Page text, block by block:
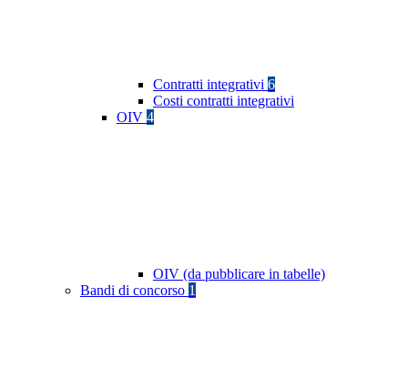
Contratti integrativi 6
Costi contratti integrativi
OIV 4
OIV (da pubblicare in tabelle)
Bandi di concorso 1